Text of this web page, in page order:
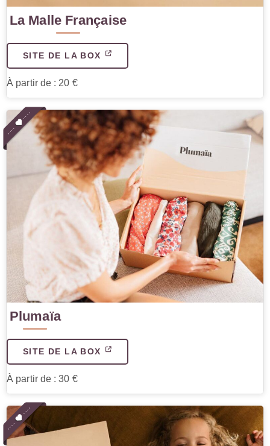
La Malle Française
SITE DE LA BOX
À partir de : 20 €
Plumaïa
SITE DE LA BOX
À partir de : 30 €